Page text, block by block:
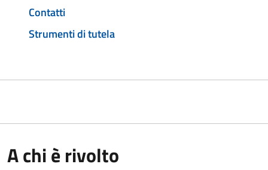
Contatti
Strumenti di tutela
A chi è rivolto